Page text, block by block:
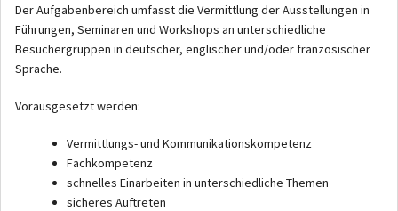
Der Aufgabenbereich umfasst die Vermittlung der Ausstellungen in
Führungen, Seminaren und Workshops an unterschiedliche
Besuchergruppen in deutscher, englischer und/oder französischer
Sprache.
Vorausgesetzt werden:
Vermittlungs- und Kommunikationskompetenz
Fachkompetenz
schnelles Einarbeiten in unterschiedliche Themen
sicheres Auftreten